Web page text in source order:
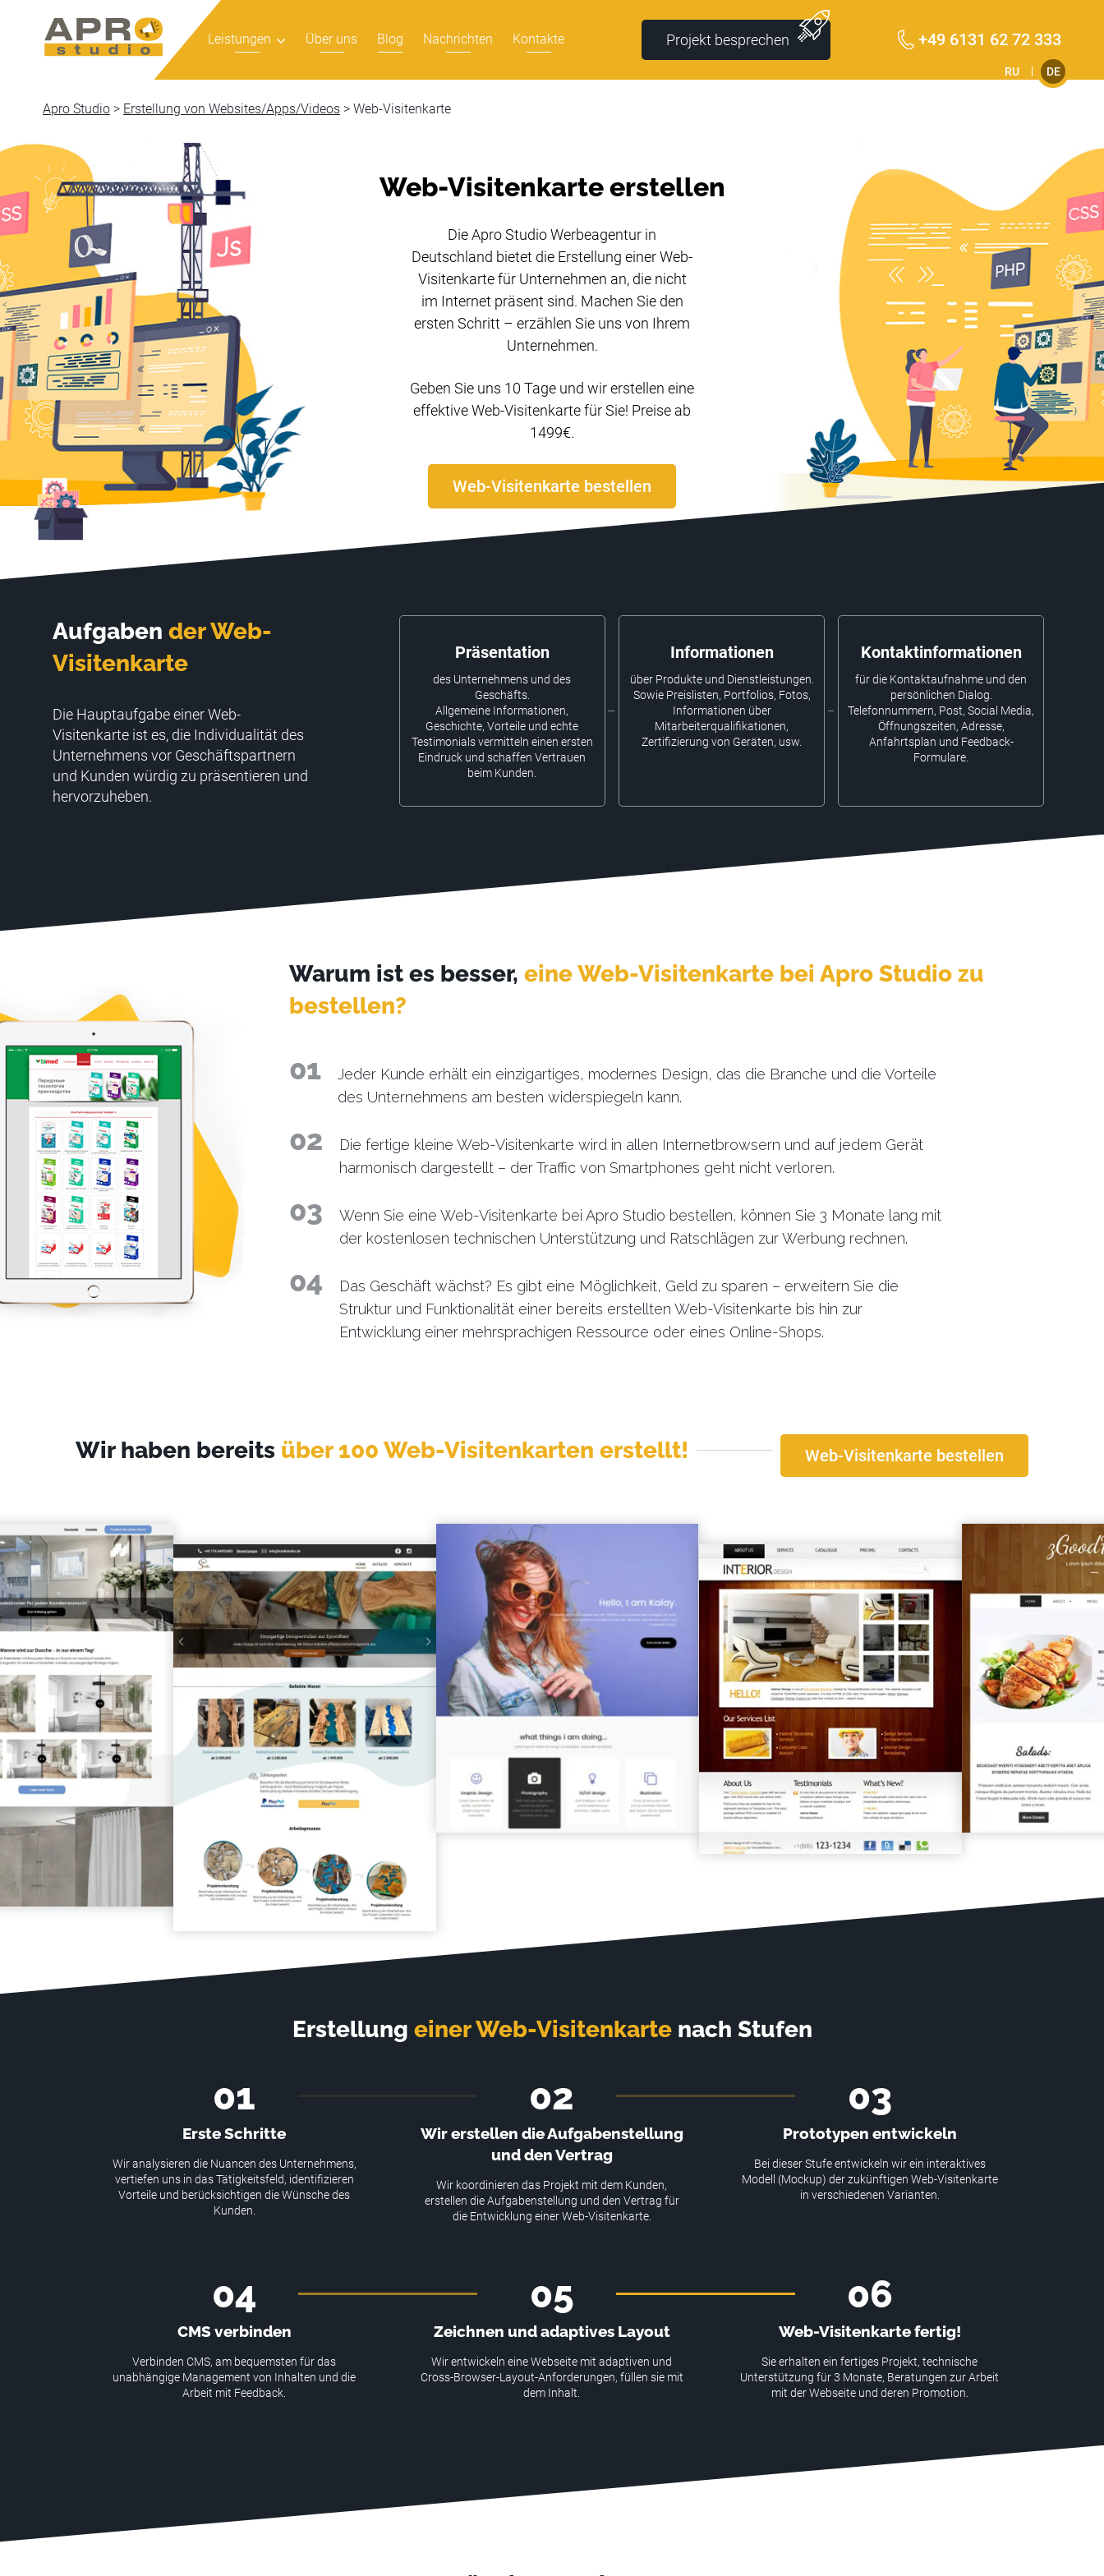
Leistungen Über uns Blog Nachrichten Kontakte Projekt besprechen +49 6131 62 72 333
RU DE
Apro Studio > Erstellung von Websites/Apps/Videos > Web-Visitenkarte
Web-Visitenkarte erstellen
Die Apro Studio Werbeagentur in
Deutschland bietet die Erstellung einer Web-
Visitenkarte für Unternehmen an, die nicht
im Internet präsent sind. Machen Sie den
ersten Schritt – erzählen Sie uns von Ihrem
Unternehmen.
Geben Sie uns 10 Tage und wir erstellen eine
effektive Web-Visitenkarte für Sie! Preise ab
1499€.
Web-Visitenkarte bestellen
Aufgabender Web-
Visitenkarte
Die Hauptaufgabe einer Web-
Visitenkarte ist es, die Individualität des
Unternehmens vor Geschäftspartnern
und Kunden würdig zu präsentieren und
hervorzuheben.
Präsentation
des Unternehmens und des
Geschäfts.
Allgemeine Informationen,
Geschichte, Vorteile und echte
Testimonials vermitteln einen ersten
Eindruck und schaffen Vertrauen
beim Kunden.
Informationen
über Produkte und Dienstleistungen.
Sowie Preislisten, Portfolios, Fotos,
Informationen über
Mitarbeiterqualifikationen,
Zertifizierung von Geräten, usw.
Kontaktinformationen
für die Kontaktaufnahme und den
persönlichen Dialog.
Telefonnummern, Post, Social Media,
Öffnungszeiten, Adresse,
Anfahrtsplan und Feedback-
Formulare.
Warum ist es besser, eine Web-Visitenkarte bei Apro Studio zu
bestellen?
Jeder Kunde erhält ein einzigartiges, modernes Design, das die Branche und die Vorteile
des Unternehmens am besten widerspiegeln kann.
Die fertige kleine Web-Visitenkarte wird in allen Internetbrowsern und auf jedem Gerät
harmonisch dargestellt – der Traffic von Smartphones geht nicht verloren.
Wenn Sie eine Web-Visitenkarte bei Apro Studio bestellen, können Sie 3 Monate lang mit
der kostenlosen technischen Unterstützung und Ratschlägen zur Werbung rechnen.
Das Geschäft wächst? Es gibt eine Möglichkeit, Geld zu sparen – erweitern Sie die
Struktur und Funktionalität einer bereits erstellten Web-Visitenkarte bis hin zur
Entwicklung einer mehrsprachigen Ressource oder eines Online-Shops.
Wir haben bereits über 100 Web-Visitenkarten erstellt! Web-Visitenkarte bestellen
Erstellung einer Web-Visitenkarte nach Stufen
01
Erste Schritte
Wir analysieren die Nuancen des Unternehmens,
vertiefen uns in das Tätigkeitsfeld, identifizieren
Vorteile und berücksichtigen die Wünsche des
Kunden.
02
Wir erstellen die Aufgabenstellung
und den Vertrag
Wir koordinieren das Projekt mit dem Kunden,
erstellen die Aufgabenstellung und den Vertrag für
die Entwicklung einer Web-Visitenkarte.
03
Prototypen entwickeln
Bei dieser Stufe entwickeln wir ein interaktives
Modell (Mockup) der zukünftigen Web-Visitenkarte
in verschiedenen Varianten.
04
CMS verbinden
Verbinden CMS, am bequemsten für das
unabhängige Management von Inhalten und die
Arbeit mit Feedback.
05
Zeichnen und adaptives Layout
Wir entwickeln eine Webseite mit adaptiven und
Cross-Browser-Layout-Anforderungen, füllen sie mit
dem Inhalt.
06
Web-Visitenkarte fertig!
Sie erhalten ein fertiges Projekt, technische
Unterstützung für 3 Monate, Beratungen zur Arbeit
mit der Webseite und deren Promotion.